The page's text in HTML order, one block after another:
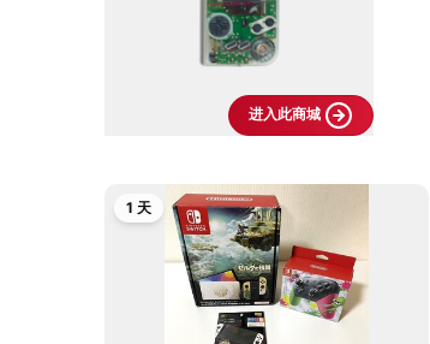
进入此商城
1 天